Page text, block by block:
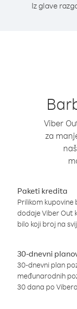
Iz glave
Viber
za
Paketi kredita
Prilikom kupovine
dodaje Viber Out
bilo koji broj na
30-dnevni
30-dnevni plan
međunarodnih
30 dana po